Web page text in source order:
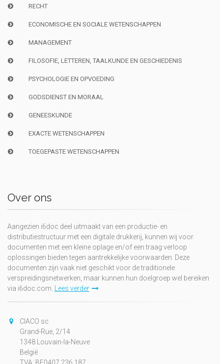
RECHT
ECONOMISCHE EN SOCIALE WETENSCHAPPEN
MANAGEMENT
FILOSOFIE, LETTEREN, TAALKUNDE EN GESCHIEDENIS
PSYCHOLOGIE EN OPVOEDING
GODSDIENST EN MORAAL
GENEESKUNDE
EXACTE WETENSCHAPPEN
TOEGEPASTE WETENSCHAPPEN
Over ons
Aangezien i6doc deel uitmaakt van een productie- en
distributiestructuur met een digitale drukkerij, kunnen wij voor
documenten met een kleine oplage en/of een traag verloop
oplossingen bieden tegen aantrekkelijke voorwaarden. Deze
documenten zijn vaak niet geschikt voor de traditionele
verspreidingsnetwerken, maar kunnen hun doelgroep wel bereiken
via i6doc.com. Lees verder
CIACO sc
Grand-Rue, 2/14
1348 Louvain-la-Neuve
België